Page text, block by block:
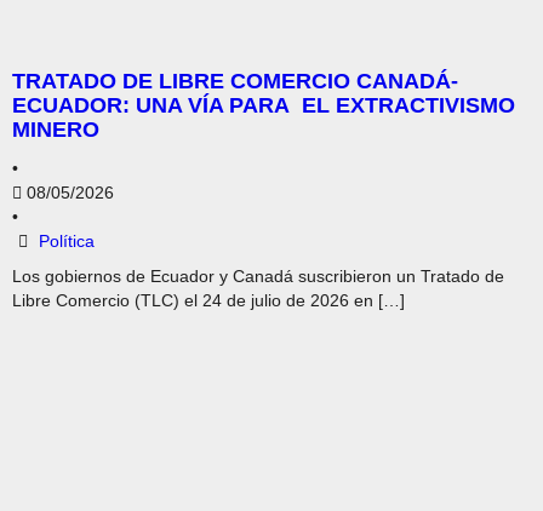
TRATADO DE LIBRE COMERCIO CANADÁ-
ECUADOR: UNA VÍA PARA EL EXTRACTIVISMO
MINERO
•
08/05/2026
•
Política
Los gobiernos de Ecuador y Canadá suscribieron un Tratado de
Libre Comercio (TLC) el 24 de julio de 2026 en […]